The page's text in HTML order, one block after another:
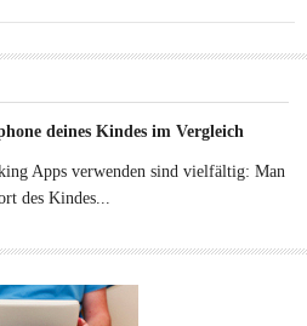
deines Kindes im Vergleich
Apps verwenden sind vielfältig: Man
des Kindes...